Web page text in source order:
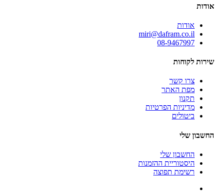
אודות
אודות
miri@dafram.co.il
08-9467997
שירות לקוחות
צרו קשר
מפת האתר
תקנון
מדיניות הפרטיות
ביטולים
החשבון שלי
החשבון שלי
היסטוריית ההזמנות
רשימת תפוצה